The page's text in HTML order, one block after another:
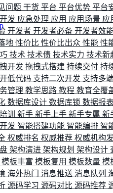
问题 干货 平台 平台优势 平台
发 应急处理 应用 应用场景 应
开发者 开发者必备 开发者效
地 性价比 性价比出众 性能 性
技术 技术债 技术实力 技术新
开发 拖拽式搭建 持续交付 持
低代码 支持二次开发 支持多
管理 教学思路 教程 教育全覆
数据库设计 数据库锁 数据报表
训 新手 新手上手 新手专属 新
发 智能搭建功能 智能编排 智
权威排名 权威推荐 权威机构
架构演进 架构规划 架构设计
模板丰富 模板复用 模板数量 模
海外热门 消息推送 消息队列
源码学习 源码对比 源码推荐